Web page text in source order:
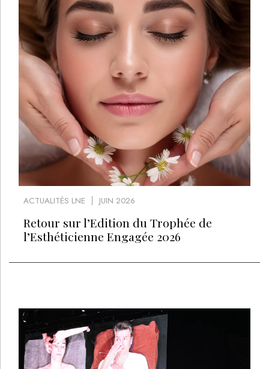
ACTUALITÉS LNE JUIN 2026
Retour sur l’Edition du Trophée de
l’Esthéticienne Engagée 2026